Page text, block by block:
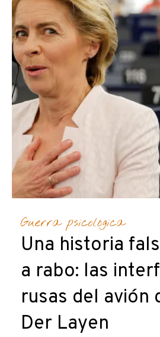
Guerra psicológica
Una historia
a rabo: las
rusas del avión
Der Layen